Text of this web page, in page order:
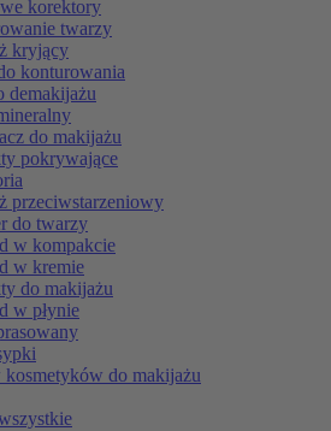
korektory
twarzy
kryjący
konturowania
demakijażu
do makijażu
pokrywające
przeciwstarzeniowy
do twarzy
w kompakcie
w kremie
do makijażu
w płynie
kosmetyków do makijażu